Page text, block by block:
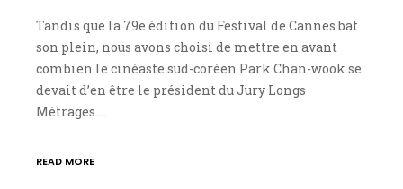
Tandis que la 79e édition du Festival de Cannes bat
son plein, nous avons choisi de mettre en avant
combien le cinéaste sud-coréen Park Chan-wook se
devait d’en être le président du Jury Longs
Métrages.…
READ MORE